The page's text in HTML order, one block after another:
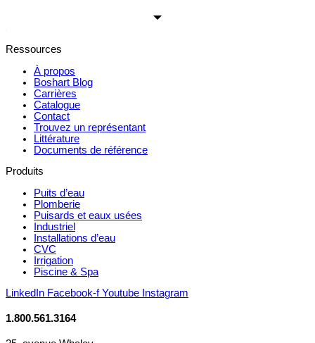
Ressources
À propos
Boshart Blog
Carrières
Catalogue
Contact
Trouvez un représentant
Littérature
Documents de référence
Produits
Puits d’eau
Plomberie
Puisards et eaux usées
Industriel
Installations d’eau
CVC
Irrigation
Piscine & Spa
LinkedIn Facebook-f Youtube Instagram
1.800.561.3164